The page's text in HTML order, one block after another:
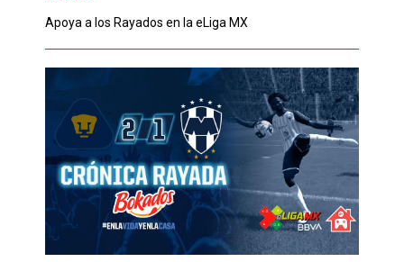
Apoya a los Rayados en la eLiga MX